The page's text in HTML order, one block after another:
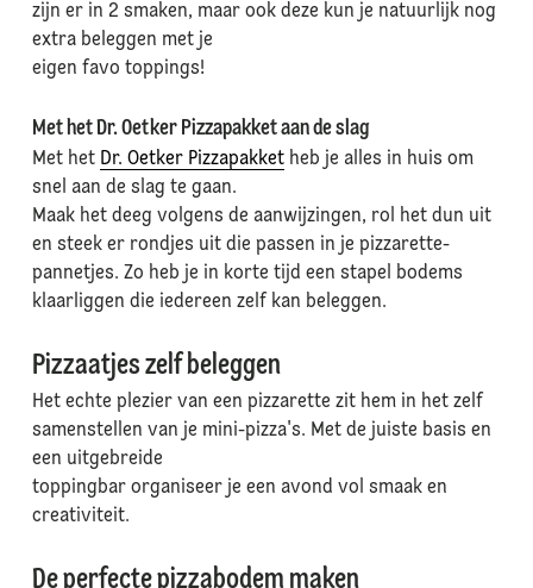
zijn er in 2 smaken, maar ook deze kun je natuurlijk nog
extra beleggen met je
eigen favo toppings!
Met het Dr. Oetker Pizzapakket aan de slag
Met het Dr. Oetker Pizzapakketheb je alles in huis om
snel aan de slag te gaan.
Maak het deeg volgens de aanwijzingen, rol het dun uit
en steek er rondjes uit die passen in je pizzarette-
pannetjes. Zo heb je in korte tijd een stapel bodems
klaarliggen die iedereen zelf kan beleggen.
Pizzaatjes zelf beleggen
Het echte plezier van een pizzarette zit hem in het zelf
samenstellen van je mini-pizza's. Met de juiste basis en
een uitgebreide
toppingbar organiseer je een avond vol smaak en
creativiteit.
De perfecte pizzabodem maken